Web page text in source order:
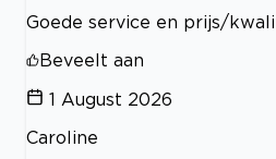
Goede service en prijs/
Beveelt aan
1 August 2026
Caroline